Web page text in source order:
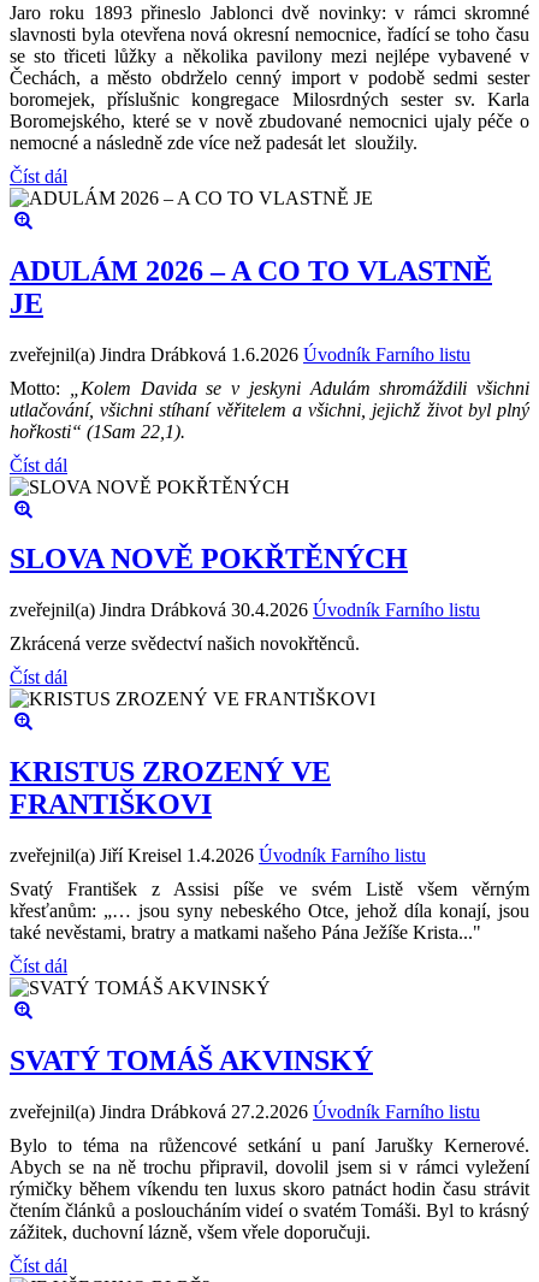
Jaro roku 1893 přineslo Jablonci dvě novinky: v rámci skromné
slavnosti byla otevřena nová okresní nemocnice, řadící se toho času
se sto třiceti lůžky a několika pavilony mezi nejlépe vybavené v
Čechách, a město obdrželo cenný import v podobě sedmi sester
boromejek, příslušnic kongregace Milosrdných sester sv. Karla
Boromejského, které se v nově zbudované nemocnici ujaly péče o
nemocné a následně zde více než padesát let sloužily.
Číst dál
ADULÁM 2026 – A CO TO VLASTNĚ
JE
zveřejnil(a) Jindra Drábková 1.6.2026 Úvodník Farního listu
Motto:
„Kolem Davida se v jeskyni Adulám shromáždili všichni
utlačování, všichni stíhaní věřitelem a všichni, jejichž život byl plný
hořkosti“ (1Sam 22,1).
Číst dál
SLOVA NOVĚ POKŘTĚNÝCH
zveřejnil(a) Jindra Drábková 30.4.2026 Úvodník Farního listu
Zkrácená verze svědectví našich novokřtěnců.
Číst dál
KRISTUS ZROZENÝ VE
FRANTIŠKOVI
zveřejnil(a) Jiří Kreisel 1.4.2026 Úvodník Farního listu
Svatý František z Assisi píše ve svém Listě všem věrným
křesťanům: „… jsou syny nebeského Otce, jehož díla konají, jsou
také nevěstami, bratry a matkami našeho Pána Ježíše Krista..."
Číst dál
SVATÝ TOMÁŠ AKVINSKÝ
zveřejnil(a) Jindra Drábková 27.2.2026 Úvodník Farního listu
Bylo to téma na růžencové setkání u paní Jarušky Kernerové.
Abych se na ně trochu připravil, dovolil jsem si v rámci vyležení
rýmičky během víkendu ten luxus skoro patnáct hodin času strávit
čtením článků a posloucháním videí o svatém Tomáši. Byl to krásný
zážitek, duchovní lázně, všem vřele doporučuji.
Číst dál